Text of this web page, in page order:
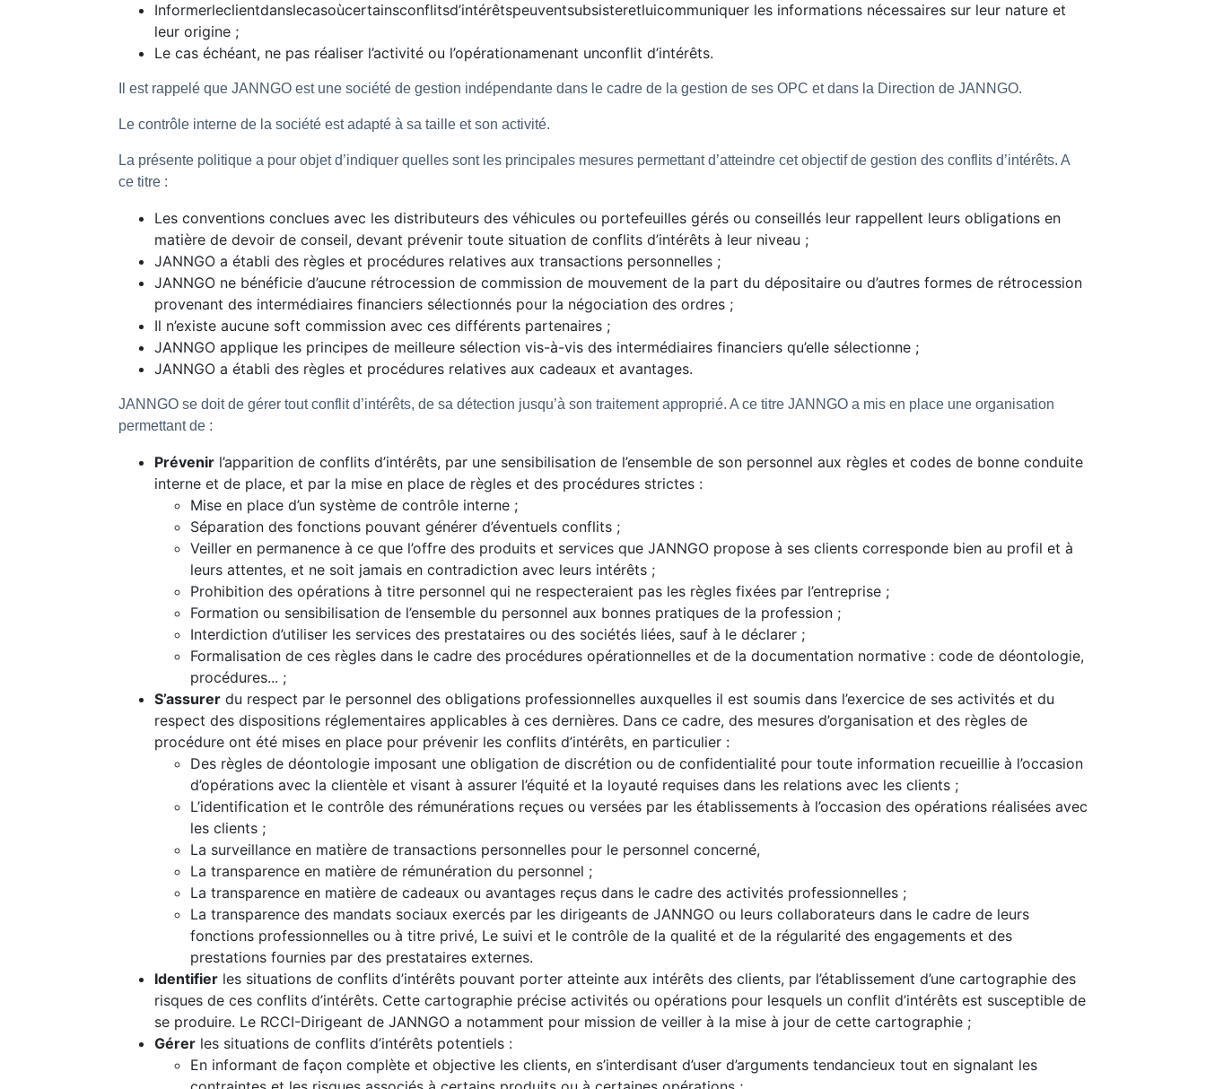
Informerleclientdanslecasoùcertainsconflitsd’intérêtspeuventsubsisteretluicommuniquer les informations nécessaires sur leur nature et
leur origine ;
Le cas échéant, ne pas réaliser l’activité ou l’opérationamenant unconflit d’intérêts.
Il est rappelé que JANNGO est une société de gestion indépendante dans le cadre de la gestion de ses OPC et dans la Direction de JANNGO.
Le contrôle interne de la société est adapté à sa taille et son activité.
La présente politique a pour objet d’indiquer quelles sont les principales mesures permettant d’atteindre cet objectif de gestion des conflits d’intérêts. A
ce titre :
Les conventions conclues avec les distributeurs des véhicules ou portefeuilles gérés ou conseillés leur rappellent leurs obligations en
matière de devoir de conseil, devant prévenir toute situation de conflits d’intérêts à leur niveau ;
JANNGO a établi des règles et procédures relatives aux transactions personnelles ;
JANNGO ne bénéficie d’aucune rétrocession de commission de mouvement de la part du dépositaire ou d’autres formes de rétrocession
provenant des intermédiaires financiers sélectionnés pour la négociation des ordres ;
Il n’existe aucune soft commission avec ces différents partenaires ;
JANNGO applique les principes de meilleure sélection vis-à-vis des intermédiaires financiers qu’elle sélectionne ;
JANNGO a établi des règles et procédures relatives aux cadeaux et avantages.
JANNGO se doit de gérer tout conflit d’intérêts, de sa détection jusqu’à son traitement approprié. A ce titre JANNGO a mis en place une organisation
permettant de :
Prévenir l’apparition de conflits d’intérêts, par une sensibilisation de l’ensemble de son personnel aux règles et codes de bonne conduite
interne et de place, et par la mise en place de règles et des procédures strictes :
Mise en place d’un système de contrôle interne ;
Séparation des fonctions pouvant générer d’éventuels conflits ;
Veiller en permanence à ce que l’offre des produits et services que JANNGO propose à ses clients corresponde bien au profil et à
leurs attentes, et ne soit jamais en contradiction avec leurs intérêts ;
Prohibition des opérations à titre personnel qui ne respecteraient pas les règles fixées par l’entreprise ;
Formation ou sensibilisation de l’ensemble du personnel aux bonnes pratiques de la profession ;
Interdiction d’utiliser les services des prestataires ou des sociétés liées, sauf à le déclarer ;
Formalisation de ces règles dans le cadre des procédures opérationnelles et de la documentation normative : code de déontologie,
procédures... ;
S’assurer du respect par le personnel des obligations professionnelles auxquelles il est soumis dans l’exercice de ses activités et du
respect des dispositions réglementaires applicables à ces dernières. Dans ce cadre, des mesures d’organisation et des règles de
procédure ont été mises en place pour prévenir les conflits d’intérêts, en particulier :
Des règles de déontologie imposant une obligation de discrétion ou de confidentialité pour toute information recueillie à l’occasion
d’opérations avec la clientèle et visant à assurer l’équité et la loyauté requises dans les relations avec les clients ;
L’identification et le contrôle des rémunérations reçues ou versées par les établissements à l’occasion des opérations réalisées avec
les clients ;
La surveillance en matière de transactions personnelles pour le personnel concerné,
La transparence en matière de rémunération du personnel ;
La transparence en matière de cadeaux ou avantages reçus dans le cadre des activités professionnelles ;
La transparence des mandats sociaux exercés par les dirigeants de JANNGO ou leurs collaborateurs dans le cadre de leurs
fonctions professionnelles ou à titre privé, Le suivi et le contrôle de la qualité et de la régularité des engagements et des
prestations fournies par des prestataires externes.
Identifier les situations de conflits d’intérêts pouvant porter atteinte aux intérêts des clients, par l’établissement d’une cartographie des
risques de ces conflits d’intérêts. Cette cartographie précise activités ou opérations pour lesquels un conflit d’intérêts est susceptible de
se produire. Le RCCI-Dirigeant de JANNGO a notamment pour mission de veiller à la mise à jour de cette cartographie ;
Gérer les situations de conflits d’intérêts potentiels :
En informant de façon complète et objective les clients, en s’interdisant d’user d’arguments tendancieux tout en signalant les